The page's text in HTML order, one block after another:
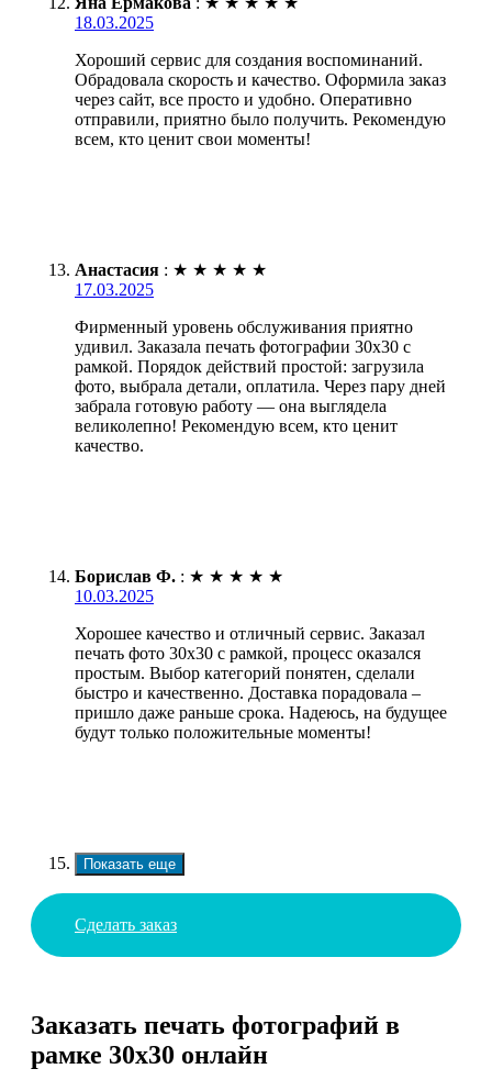
18.03.2025
Хороший сервис для создания воспоминаний.
Обрадовала скорость и качество. Оформила заказ
через сайт, все просто и удобно. Оперативно
отправили, приятно было получить. Рекомендую
всем, кто ценит свои моменты!
Анастасия : ★ ★ ★ ★ ★
17.03.2025
Фирменный уровень обслуживания приятно
удивил. Заказала печать фотографии 30х30 с
рамкой. Порядок действий простой: загрузила
фото, выбрала детали, оплатила. Через пару дней
забрала готовую работу — она выглядела
великолепно! Рекомендую всем, кто ценит
качество.
Борислав Ф. : ★ ★ ★ ★ ★
10.03.2025
Хорошее качество и отличный сервис. Заказал
печать фото 30х30 с рамкой, процесс оказался
простым. Выбор категорий понятен, сделали
быстро и качественно. Доставка порадовала –
пришло даже раньше срока. Надеюсь, на будущее
будут только положительные моменты!
Показать еще
Сделать заказ
Заказать печать фотографий в
рамке 30х30 онлайн